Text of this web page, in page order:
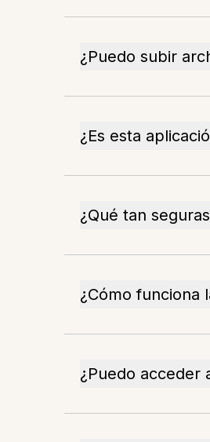
¿Puedo subir
¿Es esta
¿Qué tan
¿Cómo funciona
¿Puedo acceder